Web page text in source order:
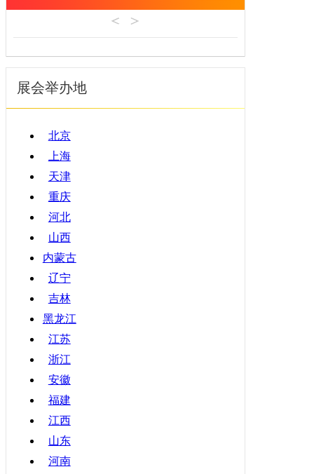
展会举办地
北京
上海
天津
重庆
河北
山西
内蒙古
辽宁
吉林
黑龙江
江苏
浙江
安徽
福建
江西
山东
河南